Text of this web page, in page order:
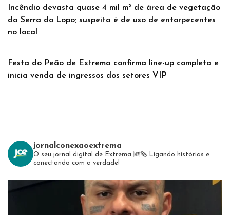
Incêndio devasta quase 4 mil m² de área de vegetação
da Serra do Lopo; suspeita é de uso de entorpecentes
no local
Festa do Peão de Extrema confirma line-up completa e
inicia venda de ingressos dos setores VIP
jornalconexaoextrema
O seu jornal digital de Extrema 🆕️🗞 Ligando histórias e
conectando com a verdade!